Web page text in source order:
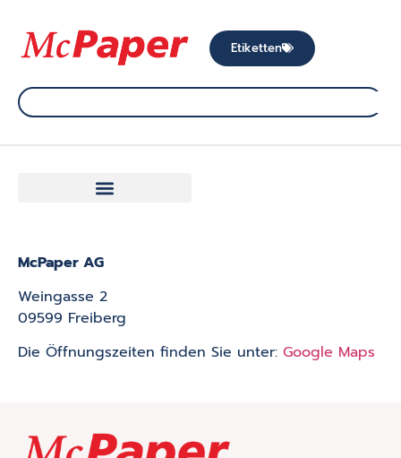
Etiketten
McPaper AG
Weingasse 2
09599 Freiberg
Die Öffnungszeiten finden Sie unter: Google Maps